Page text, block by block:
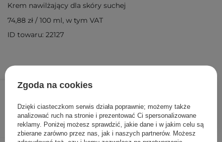
59,90 zł 99,90 zł
DODAJ DO KOSZYKA
Krem nawilżający dla skóry suchej
74,88 zł / 100 ml, w tym VAT
ID towaru: 22127
Zgoda na cookies
Dzięki ciasteczkom serwis działa poprawnie; możemy także
analizować ruch na stronie i prezentować Ci spersonalizowane
reklamy. Poniżej możesz sprawdzić, jakie dane i w jakim celu są
zbierane zarówno przez nas, jak i naszych partnerów. Możesz